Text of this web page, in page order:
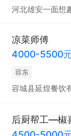
河北雄安一面想
凉菜师傅
4000-5500
容东
容城县延煌餐饮
后厨帮工—椒